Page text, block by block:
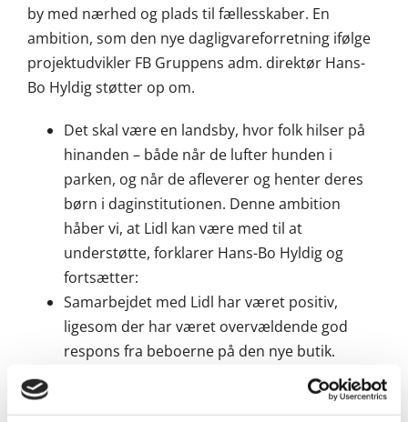
by med nærhed og plads til fællesskaber. En
ambition, som den nye dagligvareforretning ifølge
projektudvikler FB Gruppens adm. direktør Hans-
Bo Hyldig støtter op om.
Det skal være en landsby, hvor folk hilser på
hinanden – både når de lufter hunden i
parken, og når de afleverer og henter deres
børn i daginstitutionen. Denne ambition
håber vi, at Lidl kan være med til at
understøtte, forklarer Hans-Bo Hyldig og
fortsætter:
Samarbejdet med Lidl har været positiv,
ligesom der har været overvældende god
respons fra beboerne på den nye butik.
Derfor er vi glade for at byde butikschefen
Rasmus Jensen og personalet velkommen i